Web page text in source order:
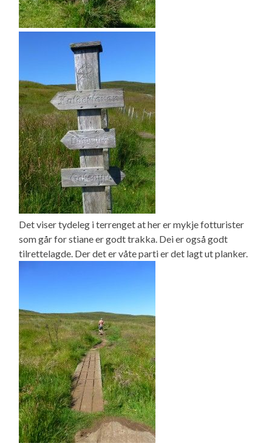
Det viser tydeleg i terrenget at her er mykje fotturister
som går for stiane er godt trakka. Dei er også godt
tilrettelagde. Der det er våte parti er det lagt ut planker.